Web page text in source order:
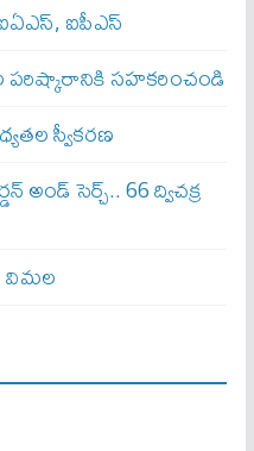
ఐపీఎస్
పరిష్కారానికి సహకరించండి
స్వీకరణ
అండ్‌ సెర్చ్‌.. 66 ద్విచక్ర
విమల